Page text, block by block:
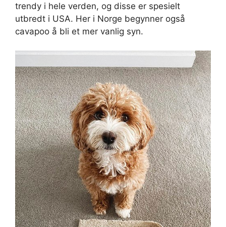
trendy i hele verden, og disse er spesielt
utbredt i USA. Her i Norge begynner også
cavapoo å bli et mer vanlig syn.